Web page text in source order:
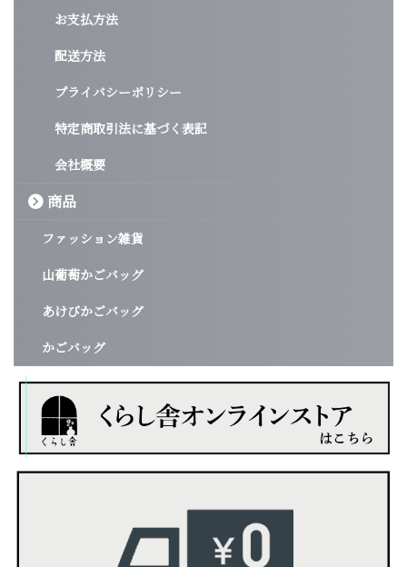
お支払方法
配送方法
プライバシーポリシー
特定商取引法に基づく表記
会社概要
商品
ファッション雑貨
山葡萄かごバッグ
あけびかごバッグ
かごバッグ